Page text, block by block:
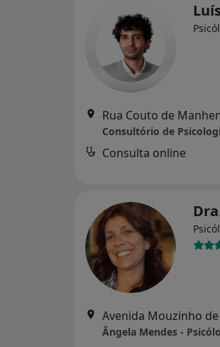
Rua Couto de
Consultório de
Consulta online
Ângela Mendes -